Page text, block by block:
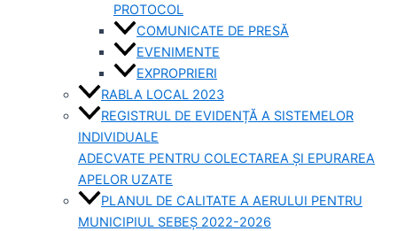
PROTOCOL
COMUNICATE DE PRESĂ
EVENIMENTE
EXPROPRIERI
RABLA LOCAL 2023
REGISTRUL DE EVIDENȚĂ A SISTEMELOR
INDIVIDUALE
ADECVATE PENTRU COLECTAREA ȘI EPURAREA
APELOR UZATE
PLANUL DE CALITATE A AERULUI PENTRU
MUNICIPIUL SEBEȘ 2022-2026